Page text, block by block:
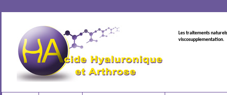
Les traitements
viscosupplementation.